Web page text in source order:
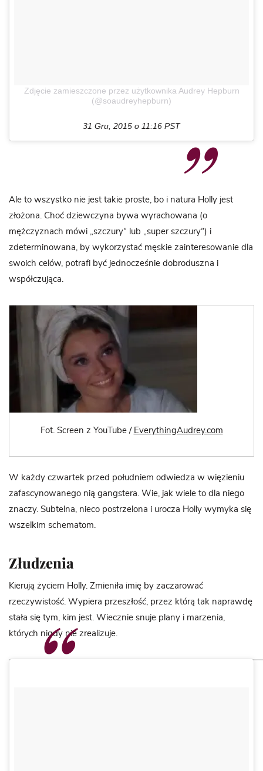
Zdjęcie zamieszczone przez użytkownika Audrey Hepburn
(@soaudreyhepburn)
31 Gru, 2015 o 11:16 PST
Ale to wszystko nie jest takie proste, bo i natura Holly jest
złożona. Choć dziewczyna bywa wyrachowana (o
mężczyznach mówi „szczury” lub „super szczury”) i
zdeterminowana, by wykorzystać męskie zainteresowanie dla
swoich celów, potrafi być jednocześnie dobroduszna i
współczująca.
Fot. Screen z YouTube / EverythingAudrey.com
W każdy czwartek przed południem odwiedza w więzieniu
zafascynowanego nią gangstera. Wie, jak wiele to dla niego
znaczy. Subtelna, nieco postrzelona i urocza Holly wymyka się
wszelkim schematom.
Złudzenia
Kierują życiem Holly. Zmieniła imię by zaczarować
rzeczywistość. Wypiera przeszłość, przez którą tak naprawdę
stała się tym, kim jest. Wiecznie snuje plany i marzenia,
których nigdy nie zrealizuje.